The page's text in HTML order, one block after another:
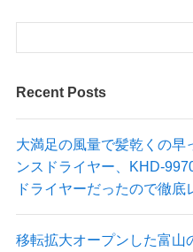
Recent Posts
大満足の風量で髪乾くの
ンスドライヤー、KHD-
ドライヤーだったので徹底
移転拡大オープンした富山